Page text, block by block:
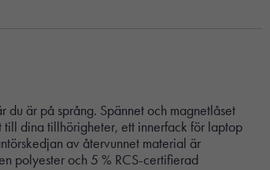
är på språng. Spännet och magnetlåset
till dina tillhörigheter, ett innerfack för laptop
av återvunnet material är
polyester och 5 % RCS-certifierad